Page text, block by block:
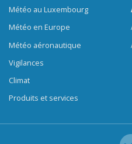
Météo au Luxembourg
Météo en Europe
Météo aéronautique
Vigilances
Climat
Produits et services